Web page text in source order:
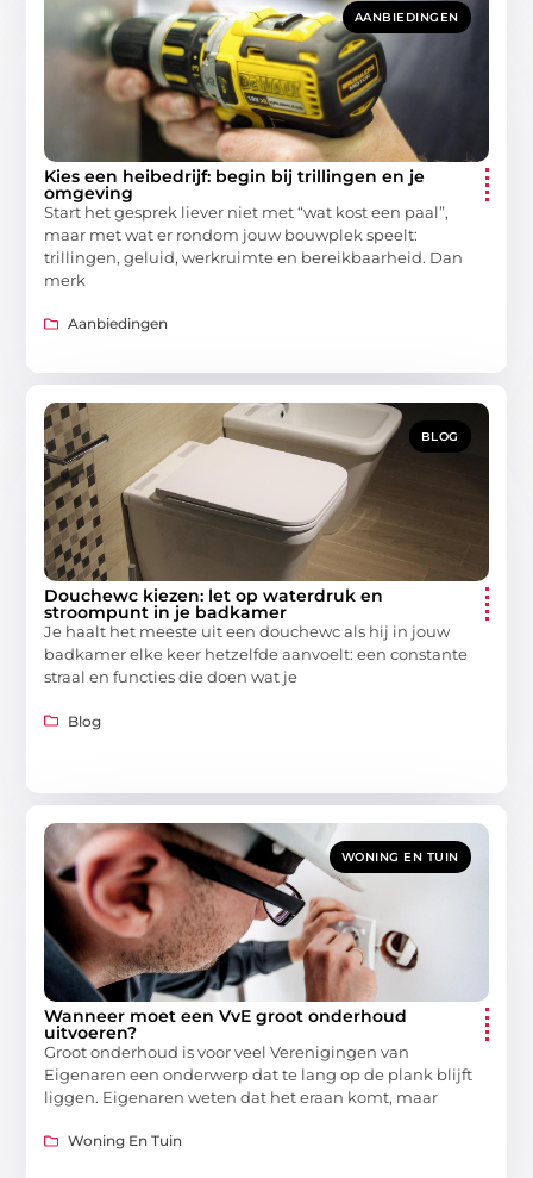
AANBIEDINGEN
Kies een heibedrijf: begin bij trillingen en je
omgeving
Start het gesprek liever niet met “wat kost een paal”,
maar met wat er rondom jouw bouwplek speelt:
trillingen, geluid, werkruimte en bereikbaarheid. Dan
merk
Aanbiedingen
BLOG
Douchewc kiezen: let op waterdruk en
stroompunt in je badkamer
Je haalt het meeste uit een douchewc als hij in jouw
badkamer elke keer hetzelfde aanvoelt: een constante
straal en functies die doen wat je
Blog
WONING EN TUIN
Wanneer moet een VvE groot onderhoud
uitvoeren?
Groot onderhoud is voor veel Verenigingen van
Eigenaren een onderwerp dat te lang op de plank blijft
liggen. Eigenaren weten dat het eraan komt, maar
Woning En Tuin